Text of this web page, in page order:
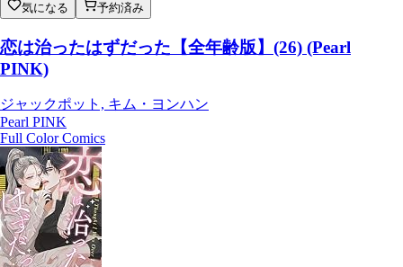
気になる 予約済み
恋は治ったはずだった【全年齢版】(26) (Pearl
PINK)
ジャックポット, キム・ヨンハン
Pearl PINK
Full Color Comics